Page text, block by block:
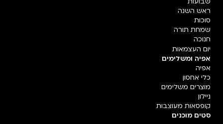
ראש השנה
סוכות
שמחת תורה
חנוכה
יום העצמאות
אפיה ומשלימים
אפיה
כלי אחסון
מוצרים משלימים
ניילון
קופסאות מעוצבות
סטים מוכנים